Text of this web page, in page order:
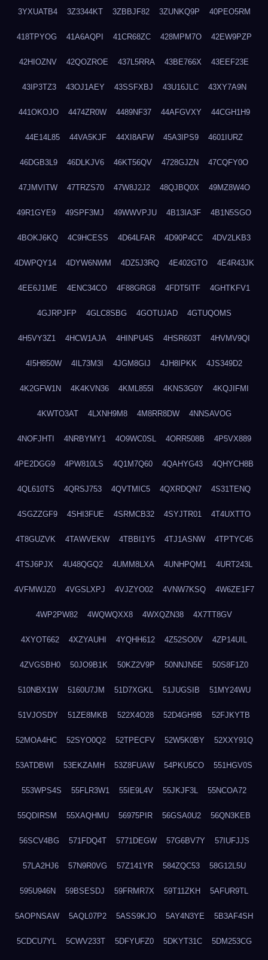
3YXUATB4 3Z3344KT 3ZBBJF82 3ZUNKQ9P 40PEO5RM
418TPYOG 41A6AQPI 41CR68ZC 428MPM7O 42EW9PZP
42HIOZNV 42QOZROE 437L5RRA 43BE766X 43EEF23E
43IP3TZ3 43OJ1AEY 43SSFXBJ 43U16JLC 43XY7A9N
441OKOJO 4474ZR0W 4489NF37 44AFGVXY 44CGH1H9
44E14L85 44VA5KJF 44XI8AFW 45A3IPS9 4601IURZ
46DGB3L9 46DLKJV6 46KT56QV 4728GJZN 47CQFY0O
47JMVITW 47TRZS70 47W8J2J2 48QJBQ0X 49MZ8W4O
49R1GYE9 49SPF3MJ 49WWVPJU 4B13IA3F 4B1N5SGO
4BOKJ6KQ 4C9HCESS 4D64LFAR 4D90P4CC 4DV2LKB3
4DWPQY14 4DYW6NWM 4DZ5J3RQ 4E402GTO 4E4R43JK
4EE6J1ME 4ENC34CO 4F88GRG8 4FDT5ITF 4GHTKFV1
4GJRPJFP 4GLC8SBG 4GOTUJAD 4GTUQOMS
4H5VY3Z1 4HCW1AJA 4HINPU4S 4HSR603T 4HVMV9QI
4I5H850W 4IL73M3I 4JGM8GIJ 4JH8IPKK 4JS349D2
4K2GFW1N 4K4KVN36 4KML855I 4KNS3G0Y 4KQJIFMI
4KWTO3AT 4LXNH9M8 4M8RR8DW 4NNSAVOG
4NOFJHTI 4NRBYMY1 4O9WC0SL 4ORR508B 4P5VX889
4PE2DGG9 4PW810LS 4Q1M7Q60 4QAHYG43 4QHYCH8B
4QL610TS 4QRSJ753 4QVTMIC5 4QXRDQN7 4S31TENQ
4SGZZGF9 4SHI3FUE 4SRMCB32 4SYJTR01 4T4UXTTO
4T8GUZVK 4TAWVEKW 4TBBI1Y5 4TJ1ASNW 4TPTYC45
4TSJ6PJX 4U48QGQ2 4UMM8LXA 4UNHPQM1 4URT243L
4VFMWJZ0 4VGSLXPJ 4VJZYO02 4VNW7KSQ 4W6ZE1F7
4WP2PW82 4WQWQXX8 4WXQZN38 4X7TT8GV
4XYOT662 4XZYAUHI 4YQHH612 4Z52SO0V 4ZP14UIL
4ZVGSBH0 50JO9B1K 50KZ2V9P 50NNJN5E 50S8F1Z0
510NBX1W 5160U7JM 51D7XGKL 51JUGSIB 51MY24WU
51VJOSDY 51ZE8MKB 522X4O28 52D4GH9B 52FJKYTB
52MOA4HC 52SYO0Q2 52TPECFV 52W5K0BY 52XXY91Q
53ATDBWI 53EKZAMH 53Z8FUAW 54PKU5CO 551HGV0S
553WPS4S 55FLR3W1 55IE9L4V 55JKJF3L 55NCOA72
55QDIRSM 55XAQHMU 56975PIR 56GSA0U2 56QN3KEB
56SCV4BG 571FDQ4T 5771DEGW 57G6BV7Y 57IUFJJS
57LA2HJ6 57N9R0VG 57Z141YR 584ZQC53 58G12L5U
595U946N 59BSESDJ 59FRMR7X 59T11ZKH 5AFUR9TL
5AOPNSAW 5AQL07P2 5ASS9KJO 5AY4N3YE 5B3AF4SH
5CDCU7YL 5CWV233T 5DFYUFZ0 5DKYT31C 5DM253CG